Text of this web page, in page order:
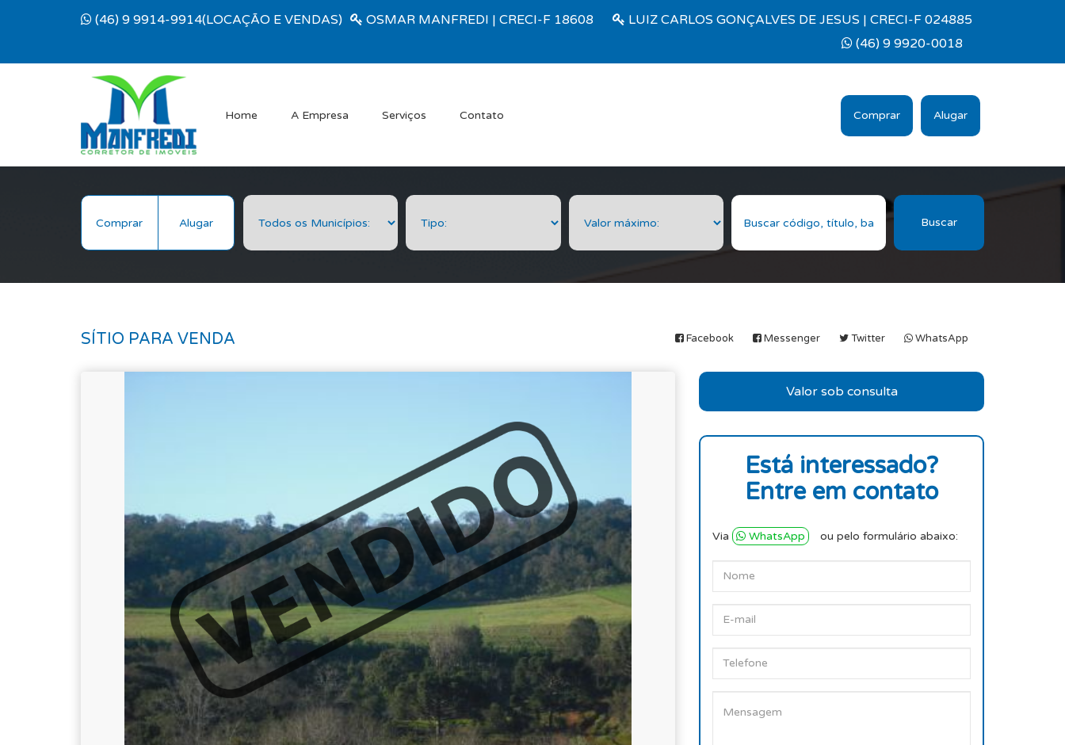
(46) 9 9914-9914(LOCAÇÃO E VENDAS) OSMAR MANFREDI | CRECI-F 18608
LUIZ CARLOS GONÇALVES DE JESUS | CRECI-F 024885
(46) 9 9920-0018
Home A Empresa Serviços Contato Comprar Alugar
Comprar Alugar Buscar
SÍTIO PARA VENDA Facebook Messenger Twitter WhatsApp
Valor sob consulta
Está interessado?
Entre em contato
Via WhatsApp ou pelo formulário abaixo: